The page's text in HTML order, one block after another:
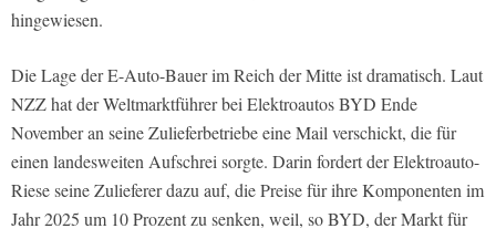
hingewiesen.
Die Lage der E-Auto-Bauer im Reich der Mitte ist dramatisch. Laut
NZZ hat der Weltmarktführer bei Elektroautos BYD Ende
November an seine Zulieferbetriebe eine Mail verschickt, die für
einen landesweiten Aufschrei sorgte. Darin fordert der Elektroauto-
Riese seine Zulieferer dazu auf, die Preise für ihre Komponenten im
Jahr 2025 um 10 Prozent zu senken, weil, so BYD, der Markt für